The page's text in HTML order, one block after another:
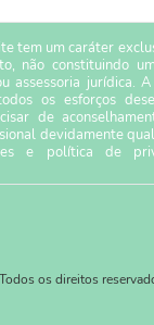
tem um caráter
não constituindo
assessoria jurídica.
os esforços
de
devidamente
e política de
os direitos